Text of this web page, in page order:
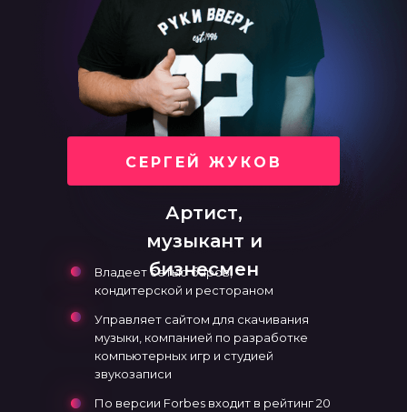
СЕРГЕЙ ЖУКОВ
Артист,
музыкант и
бизнесмен
По версии Forbes входит в рейтинг 20
Владеет сетью баров,
кондитерской и рестораном
Управляет сайтом для скачивания
музыки, компанией по разработке
компьютерных игр и студией
звукозаписи